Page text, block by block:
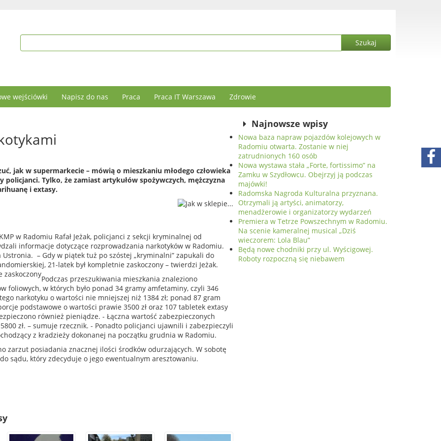
wejściówki Napisz do nas Praca Praca IT Warszawa Zdrowie
jak w supermarkecie – mówią o mieszkaniu młodego człowieka
policjanci. Tylko, że zamiast artykułów spożywczych, mężczyzna
i extasy.
w Radomiu Rafał Jeżak, policjanci z sekcji kryminalnej od
informacje dotyczące rozprowadzania narkotyków w Radomiu.
Ustronia. – Gdy w piątek tuż po szóstej „kryminalni” zapukali do
21-latek był kompletnie zaskoczony – twierdzi Jeżak.
Podczas przeszukiwania mieszkania znaleziono
foliowych, w których było ponad 34 gramy amfetaminy, czyli 346
narkotyku o wartości nie mniejszej niż 1384 zł; ponad 87 gram
podstawowe o wartości prawie 3500 zł oraz 107 tabletek extasy
również pieniądze. - Łączna wartość zabezpieczonych
zł. – sumuje rzecznik. - Ponadto policjanci ujawnili i zabezpieczyli
z kradzieży dokonanej na początku grudnia w Radomiu.
zarzut posiadania znacznej ilości środków odurzających. W sobotę
sądu, który zdecyduje o jego ewentualnym aresztowaniu.
Najnowsze wpisy
Nowa baza napraw pojazdów kolejowych w
Radomiu otwarta. Zostanie w niej
zatrudnionych 160 osób
Nowa wystawa stała „Forte, fortissimo” na
Zamku w Szydłowcu. Obejrzyj ją podczas
majówki!
Radomska Nagroda Kulturalna przyznana.
Otrzymali ją artyści, animatorzy,
menadżerowie i organizatorzy wydarzeń
Premiera w Tetrze Powszechnym w Radomiu.
Na scenie kameralnej musical „Dziś
wieczorem: Lola Blau”
Będą nowe chodniki przy ul. Wyścigowej.
Roboty rozpoczną się niebawem